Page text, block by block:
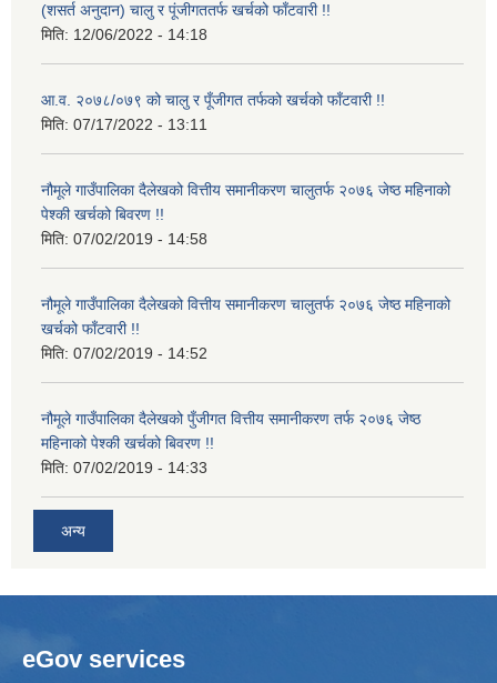
(शसर्त अनुदान) चालु र पूंजीगततर्फ खर्चको फाँटवारी !!
मिति: 12/06/2022 - 14:18
आ.व. २०७८/०७९ को चालु र पूँजीगत तर्फको खर्चको फाँटवारी !!
मिति: 07/17/2022 - 13:11
नौमूले गाउँपालिका दैलेखको वित्तीय समानीकरण चालुतर्फ २०७६ जेष्ठ महिनाको
पेश्की खर्चको बिवरण !!
मिति: 07/02/2019 - 14:58
नौमूले गाउँपालिका दैलेखको वित्तीय समानीकरण चालुतर्फ २०७६ जेष्ठ महिनाको
खर्चको फाँटवारी !!
मिति: 07/02/2019 - 14:52
नौमूले गाउँपालिका दैलेखको पुँजीगत वित्तीय समानीकरण तर्फ २०७६ जेष्ठ
महिनाको पेश्की खर्चको बिवरण !!
मिति: 07/02/2019 - 14:33
अन्य
eGov services